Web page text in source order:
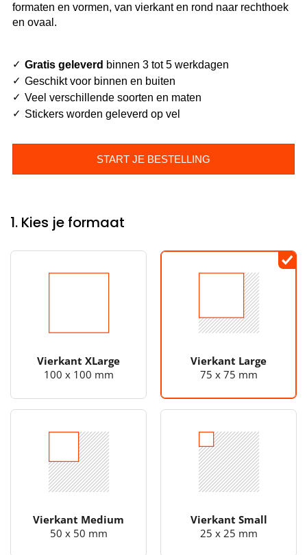
formaten en vormen, van vierkant en rond naar rechthoek
en ovaal.
Gratis geleverd binnen 3 tot 5 werkdagen
Geschikt voor binnen en buiten
Veel verschillende soorten en maten
Stickers worden geleverd op vel
START JE BESTELLING
1. Kies je formaat
Vierkant XLarge
100 x 100 mm
Vierkant Large
75 x 75 mm
Vierkant Medium
50 x 50 mm
Vierkant Small
25 x 25 mm